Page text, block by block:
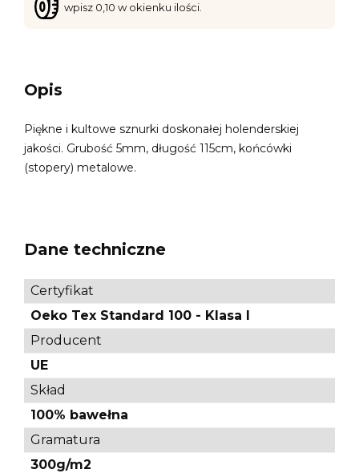
wpisz 0,10 w okienku ilości.
Opis
Piękne i kultowe sznurki doskonałej holenderskiej
jakości. Grubość 5mm, długość 115cm, końcówki
(stopery) metalowe.
Dane techniczne
Certyfikat
Oeko Tex Standard 100 - Klasa I
Producent
UE
Skład
100% bawełna
Gramatura
300g/m2